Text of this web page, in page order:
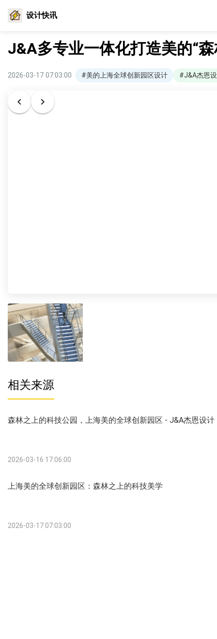
设计快讯
J&A多专业一体化打造美的“
2026-03-17 07:03:00 #美的上海全球创新园区设计 #J&A杰恩
相关来源
森林之上的科技公园，上海美的全球创新园区 - J&A杰恩设计
2026-03-16 17:06:00
上海美的全球创新园区：森林之上的科技美学
2026-03-17 07:03:00